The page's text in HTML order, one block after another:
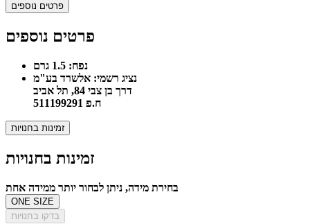
פרטים נוספים
פרטים נוספים
נפח: 1.5 גרם
נציג רשמי: אלשרד בע"מ
דרך בן צבי 84, תל אביב
ח.פ 511199291
זמינות בחנויות
זמינות בחנויות
בחירת מידה, ניתן לבחור יותר ממידה אחת
ONE SIZE
בדקו בחנויות